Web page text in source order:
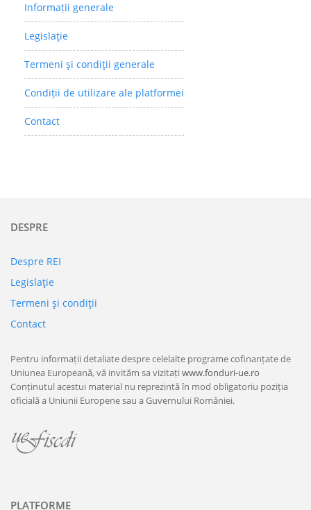
Informații generale
Legislaţie
Termeni şi condiţii generale
Condiții de utilizare ale platformei
Contact
DESPRE
Despre REI
Legislaţie
Termeni şi condiţii
Contact
Pentru informații detaliate despre celelalte programe cofinanțate de
Uniunea Europeană, vă invităm sa vizitațiwww.fonduri-ue.ro
Conținutul acestui material nu reprezintă în mod obligatoriu poziția
oficială a Uniunii Europene sau a Guvernului României.
PLATFORME